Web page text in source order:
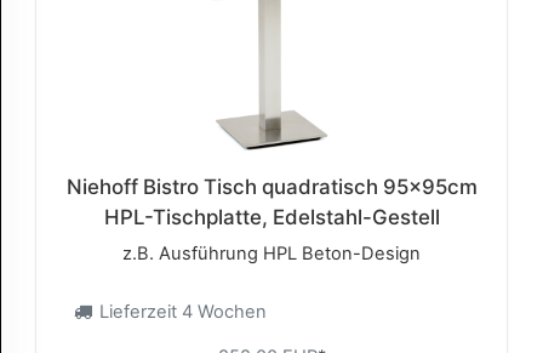
Niehoff Bistro Tisch quadratisch 95x95cm
HPL-Tischplatte, Edelstahl-Gestell
z.B. Ausführung HPL Beton-Design
Lieferzeit 4 Wochen